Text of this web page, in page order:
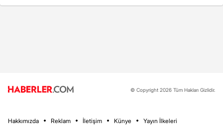
© Copyright 2026 Tüm Hakları Gizlidir.
Hakkımızda Reklam İletişim Künye Yayın İlkeleri